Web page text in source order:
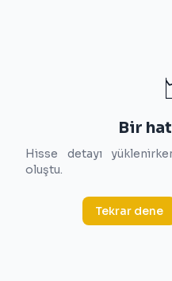
Bir
Hisse detayı
oluştu.
Tekrar dene